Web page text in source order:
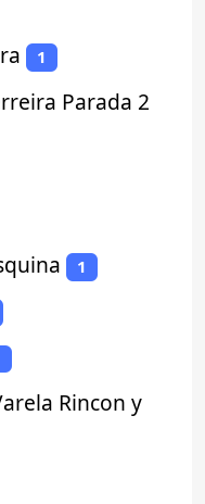
1
Parada 2
1
Rincon y